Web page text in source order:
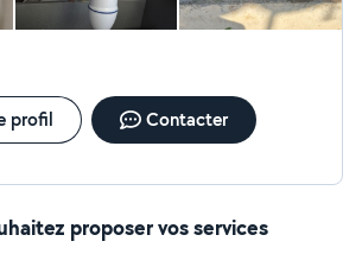
profil Contacter
proposer vos services